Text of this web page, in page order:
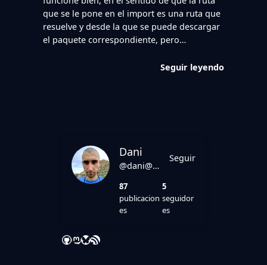
que se le pone en el import es una ruta que
resuelve y desde la que se puede descargar
el paquete correspondiente, pero…
Seguir leyendo
Dani
@dani@danirod.es
Seguir
87
publicacion
es
5
seguidor
es
GitHub Mastodon Bluesky Feed RSS